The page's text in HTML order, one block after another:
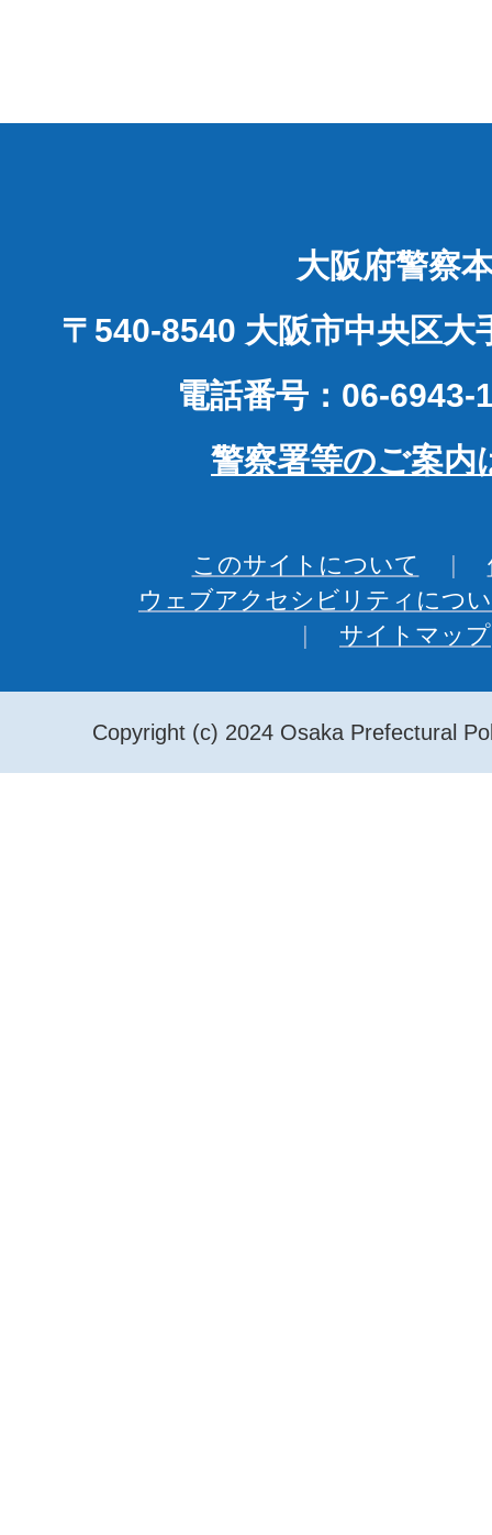
大阪府警察
〒540-8540 大阪市中央区大
電話番号：06-6943-
警察署等のご案内
このサイトについて
ウェブアクセシビリティにつ
サイトマップ
Copyright (c) 2024 Osaka Prefectural